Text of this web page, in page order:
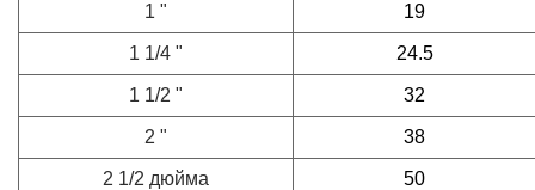
1 " 19
1 1/4 " 24.5
1 1/2 " 32
2 " 38
2 1/2 дюйма 50